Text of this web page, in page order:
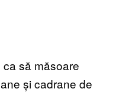
să măsoare
și cadrane de